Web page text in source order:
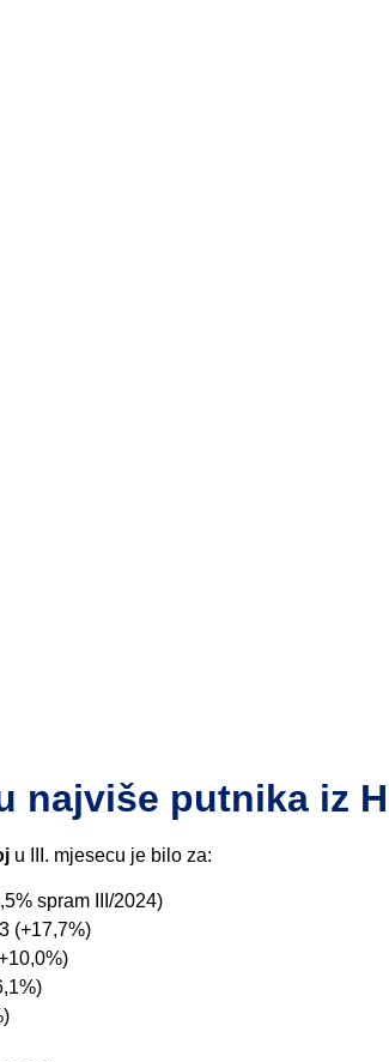
najviše putnika iz
u III. mjesecu je bilo za:
spram III/2024)
(+17,7%)